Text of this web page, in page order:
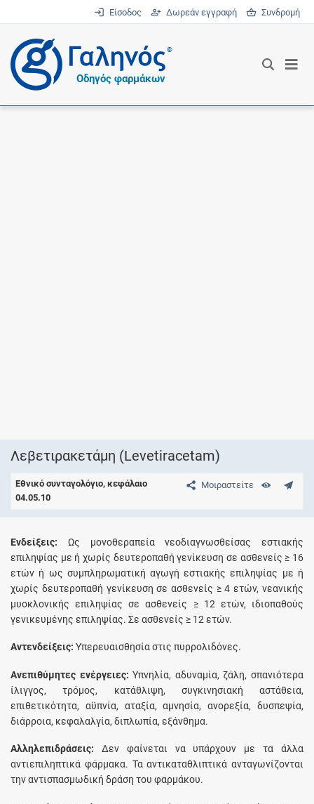
Είσοδος Δωρεάν εγγραφή Συνδρομή
®
Οδηγός φαρμάκων
Λεβετιρακετάμη (Levetiracetam)
Μοιραστείτε
Εθνικό συνταγολόγιο, κεφάλαιο
04.05.10
Ενδείξεις: Ως μονοθεραπεία νεοδιαγνωσθείσας εστιακής
επιληψίας με ή χωρίς δευτεροπαθή γενίκευση σε ασθενείς ≥ 16
ετών ή ως συμπληρωματική αγωγή εστιακής επιληψίας με ή
χωρίς δευτεροπαθή γενίκευση σε ασθενείς ≥ 4 ετών, νεανικής
μυοκλονικής επιληψίας σε ασθενείς ≥ 12 ετών, ιδιοπαθούς
γενικευμένης επιληψίας. Σε ασθενείς ≥ 12 ετών.
Αντενδείξεις: Υπερευαισθησία στις πυρρολιδόνες.
Ανεπιθύμητες ενέργειες: Υπνηλία, αδυναμία, ζάλη, σπανιότερα
ίλιγγος, τρόμος, κατάθλιψη, συγκινησιακή αστάθεια,
επιθετικότητα, αϋπνία, αταξία, αμνησία, ανορεξία, δυσπεψία,
διάρροια, κεφαλαλγία, διπλωπία, εξάνθημα.
Αλληλεπιδράσεις: Δεν φαίνεται να υπάρχουν με τα άλλα
αντιεπιληπτικά φάρμακα. Τα αντικαταθλιπτικά ανταγωνίζονται
την αντισπασμωδική δράση του φαρμάκου.